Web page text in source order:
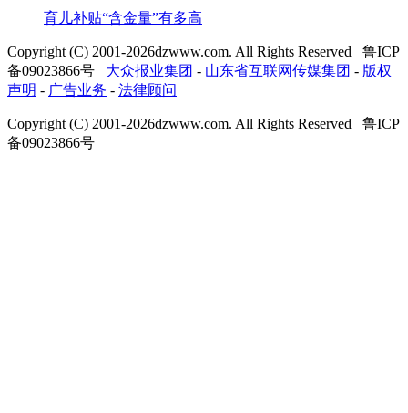
育儿补贴“含金量”有多高
Copyright (C) 2001-2026dzwww.com. All Rights Reserved 鲁ICP
备09023866号 大众报业集团 - 山东省互联网传媒集团 - 版权
声明 - 广告业务 - 法律顾问
Copyright (C) 2001-2026dzwww.com. All Rights Reserved 鲁ICP
备09023866号